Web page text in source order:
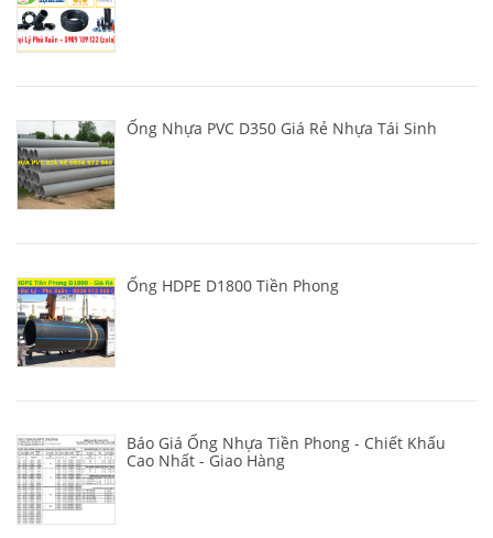
Ống Nhựa PVC D350 Giá Rẻ Nhựa Tái Sinh
Ống HDPE D1800 Tiền Phong
Báo Giá Ống Nhựa Tiền Phong - Chiết Khấu
Cao Nhất - Giao Hàng